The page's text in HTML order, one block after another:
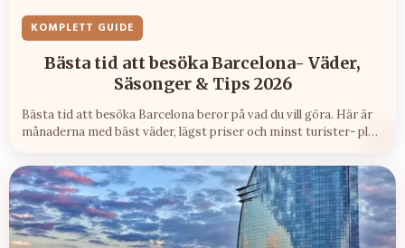
KOMPLETT GUIDE
Bästa tid att besöka Barcelona- Väder,
Säsonger & Tips 2026
Bästa tid att besöka Barcelona beror på vad du vill göra. Här är
månaderna med bäst väder, lägst priser och minst turister- plus